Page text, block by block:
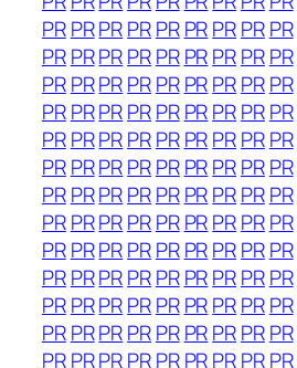
PRPRPRPRPR PRPRPRPR
PRPRPRPRPR PRPRPRPR
PRPRPRPRPR PRPRPRPR
PRPRPRPRPR PRPRPRPR
PRPRPRPRPR PRPRPRPR
PRPRPRPRPR PRPRPRPR
PRPRPRPRPR PRPRPRPR
PRPRPRPRPR PRPRPRPR
PRPRPRPRPR PRPRPRPR
PRPRPRPRPR PRPRPRPR
PRPRPRPRPR PRPRPRPR
PRPRPRPRPR PRPRPRPR
PRPRPRPRPR PRPRPRPR